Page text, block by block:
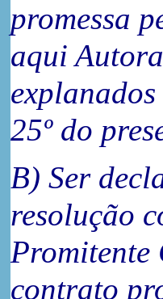
promessa
aqui
explanados
25º do
B) Ser
resolução
Promitente
contrato